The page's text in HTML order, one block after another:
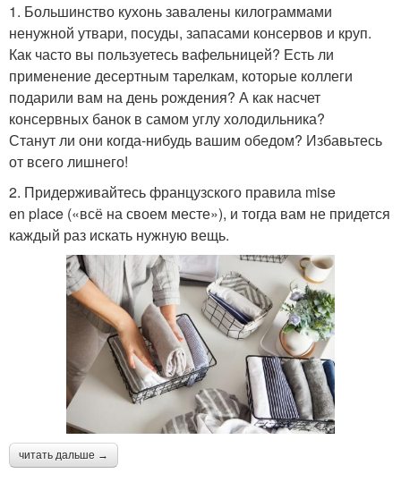
1. Большинство кухонь завалены килограммами
ненужной утвари, посуды, запасами консервов и круп.
Как часто вы пользуетесь вафельницей? Есть ли
применение десертным тарелкам, которые коллеги
подарили вам на день рождения? А как насчет
консервных банок в самом углу холодильника?
Станут ли они когда-нибудь вашим обедом? Избавьтесь
от всего лишнего!
2. Придерживайтесь французского правила mise
en place («всё на своем месте»), и тогда вам не придется
каждый раз искать нужную вещь.
читать дальше →